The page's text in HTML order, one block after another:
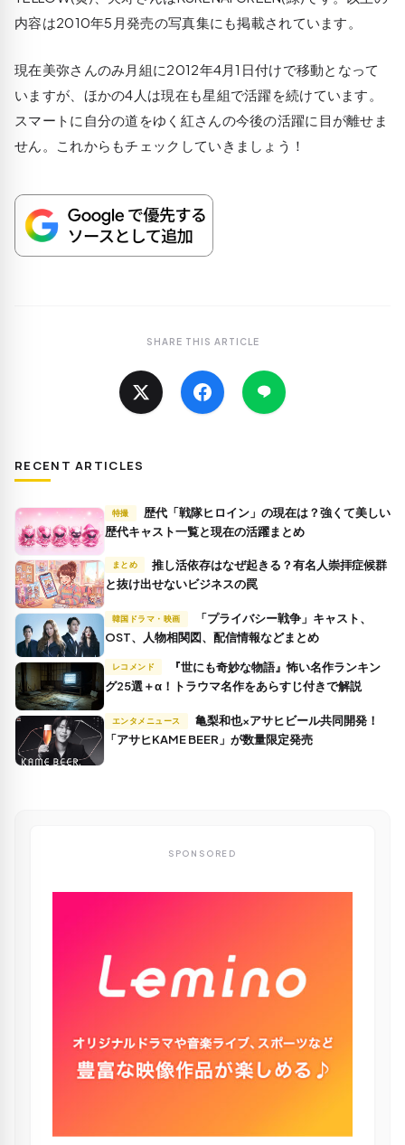
内容は2010年5月発売の写真集にも掲載されています。
現在美弥さんのみ月組に2012年4月1日付けで移動となって
いますが、ほかの4人は現在も星組で活躍を続けています。
スマートに自分の道をゆく紅さんの今後の活躍に目が離せま
せん。これからもチェックしていきましょう！
SHARE THIS ARTICLE
RECENT ARTICLES
特撮
歴代キャスト一覧と現在の活躍まとめ
まとめ
推し活依存はなぜ起きる？有名人崇拝症候群
と抜け出せないビジネスの罠
韓国ドラマ・映画
OST、人物相関図、配信情報などまとめ
レコメンド
グ25選＋α！トラウマ名作をあらすじ付きで解説
エンタメニュース
「アサヒKAME BEER」が数量限定発売
SPONSORED